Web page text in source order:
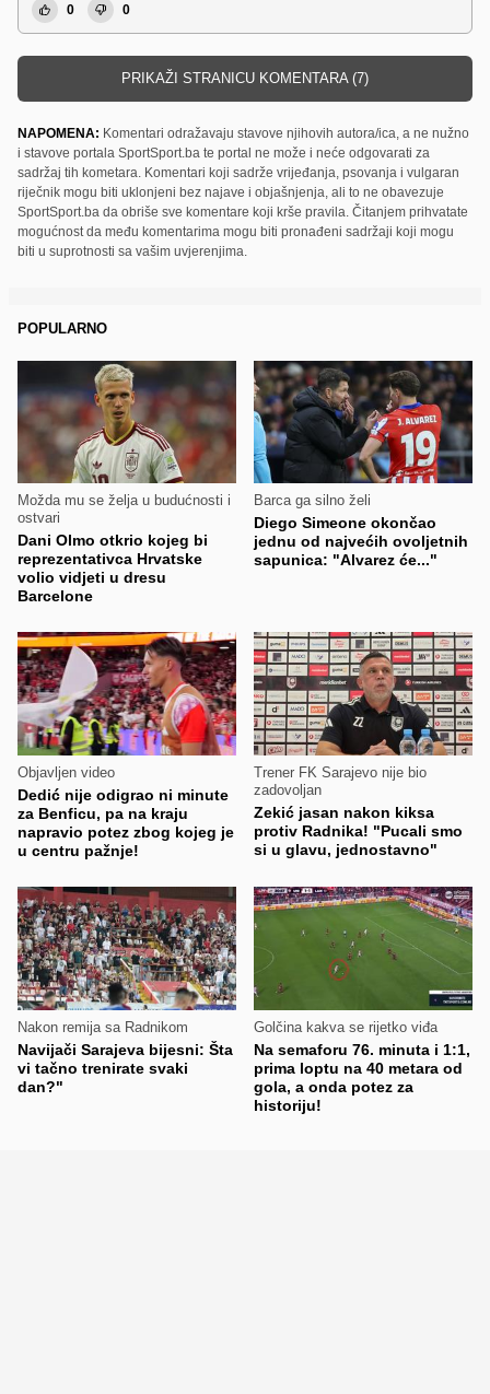
0 0
PRIKAŽI STRANICU KOMENTARA (7)
NAPOMENA: Komentari odražavaju stavove njihovih autora/ica, a ne nužno
i stavove portala SportSport.ba te portal ne može i neće odgovarati za
sadržaj tih kometara. Komentari koji sadrže vrijeđanja, psovanja i vulgaran
riječnik mogu biti uklonjeni bez najave i objašnjenja, ali to ne obavezuje
SportSport.ba da obriše sve komentare koji krše pravila. Čitanjem prihvatate
mogućnost da među komentarima mogu biti pronađeni sadržaji koji mogu
biti u suprotnosti sa vašim uvjerenjima.
POPULARNO
Možda mu se želja u budućnosti i
ostvari
Dani Olmo otkrio kojeg bi
reprezentativca Hrvatske
volio vidjeti u dresu
Barcelone
Barca ga silno želi
Diego Simeone okončao
jednu od najvećih ovoljetnih
sapunica: "Alvarez će..."
Objavljen video
Dedić nije odigrao ni minute
za Benficu, pa na kraju
napravio potez zbog kojeg je
u centru pažnje!
Trener FK Sarajevo nije bio
zadovoljan
Zekić jasan nakon kiksa
protiv Radnika! "Pucali smo
si u glavu, jednostavno"
Nakon remija sa Radnikom
Navijači Sarajeva bijesni: Šta
vi tačno trenirate svaki
dan?"
Golčina kakva se rijetko viđa
Na semaforu 76. minuta i 1:1,
prima loptu na 40 metara od
gola, a onda potez za
historiju!